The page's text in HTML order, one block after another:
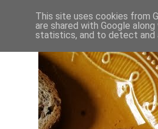
This site uses cookies from
are shared with Google
statistics, and to detect and